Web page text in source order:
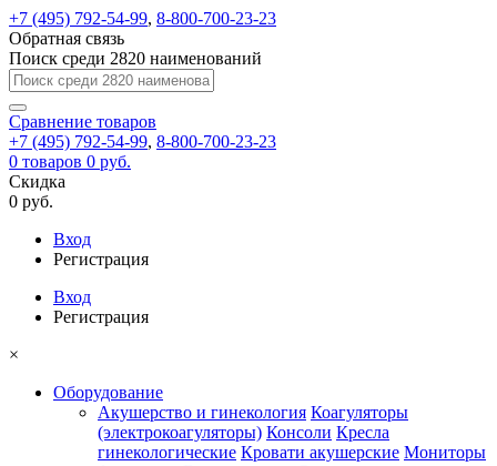
+7 (495) 792-54-99, 8-800-700-23-23
Обратная связь
Поиск среди 2820 наименований
Сравнение товаров
+7 (495) 792-54-99, 8-800-700-23-23
0 товаров 0 руб.
Скидка
0 руб.
Вход
Регистрация
Вход
Регистрация
×
Оборудование
Акушерство и гинекология Коагуляторы
(электрокоагуляторы) Консоли Кресла
гинекологические Кровати акушерские Мониторы